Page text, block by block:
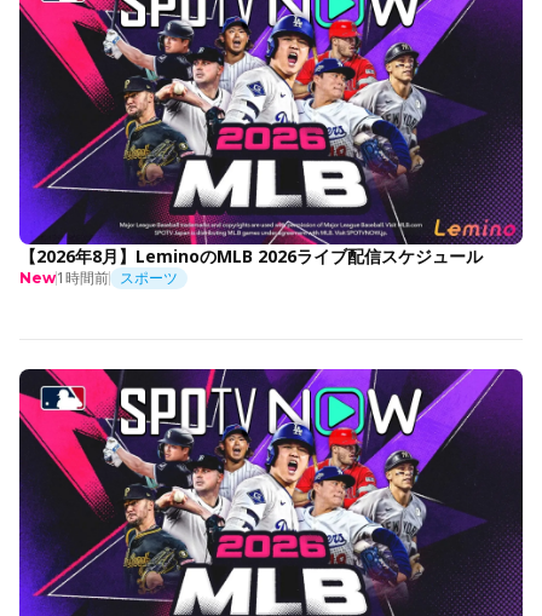
【2026年8月】LeminoのMLB 2026ライブ配信スケジュール
New1時間前 スポーツ